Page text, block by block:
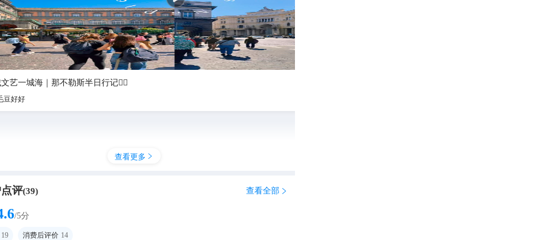
艺一城海｜那不勒斯半日行记✍🏻
豆好好
查看更多 
评(39) 查看全部 
/5分
19 消费后评价 14